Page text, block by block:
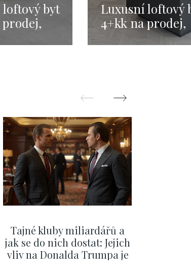
byt
95 m²
Luxusní loftový
4+kk na prodej,
Praha 4 - 133 m2
Tajné kluby miliardářů a
jak se do nich dostat: Jejich
vliv na Donalda Trumpa je